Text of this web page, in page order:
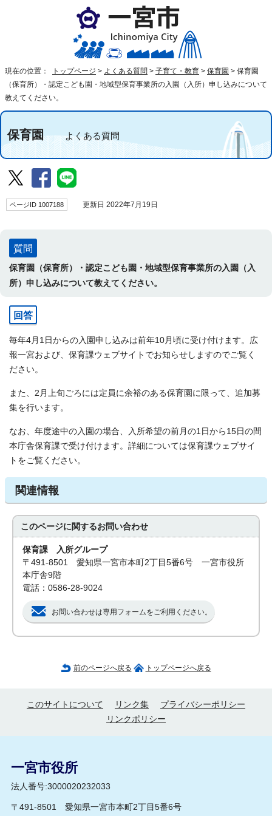
現在の位置： トップページ > よくある質問 > 子育て・教育 > 保育園 > 保育園
（保育所）・認定こども園・地域型保育事業所の入園（入所）申し込みについて
教えてください。
保育園よくある質問
ページID 1007188 更新日 2022年7月19日
質問
保育園（保育所）・認定こども園・地域型保育事業所の入園（入
所）申し込みについて教えてください。
回答
毎年4月1日からの入園申し込みは前年10月頃に受け付けます。広
報一宮および、保育課ウェブサイトでお知らせしますのでご覧く
ださい。
また、2月上旬ごろには定員に余裕のある保育園に限って、追加募
集を行います。
なお、年度途中の入園の場合、入所希望の前月の1日から15日の間
本庁舎保育課で受け付けます。詳細については保育課ウェブサイ
トをご覧ください。
関連情報
このページに関するお問い合わせ
保育課 入所グループ
〒491-8501 愛知県一宮市本町2丁目5番6号 一宮市役所
本庁舎9階
電話：0586-28-9024
お問い合わせは専用フォームをご利用ください。
前のページへ戻る トップページへ戻る
このサイトについて リンク集
プライバシーポリシー
リンクポリシー
一宮市役所
法人番号:3000020232033
〒491-8501 愛知県一宮市本町2丁目5番6号